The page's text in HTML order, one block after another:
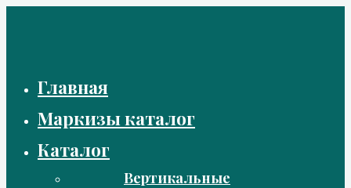
Главная
Маркизы каталог
Каталог
Вертикальные